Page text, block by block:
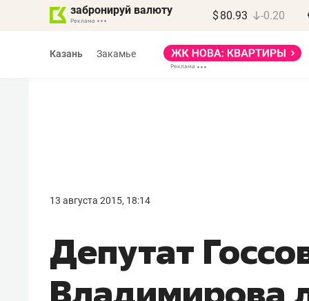
забронируй валюту $ 80.93 -0.20
Казань Закамье
13 августа 2015, 18:14
Депутатправил, бизнес может
потерять минимум